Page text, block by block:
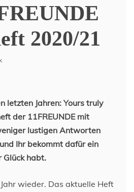
2020/21
letzten Jahren: Yours truly
der 11FREUNDE mit
lustigen Antworten
Ihr bekommt dafür ein
Glück habt.
wieder. Das aktuelle Heft